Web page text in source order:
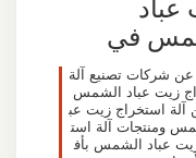
في
عن شركات تصنيع آلة
زيت عباد الشمس
آلة استخراج زيت عب
ومنتجات آلة است
عباد الشمس بأف